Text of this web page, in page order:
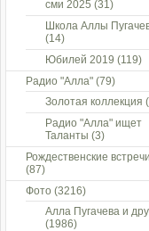
сми 2025 (31)
Школа Аллы
(14)
Юбилей 2019 (119)
Радио "Алла" (79)
Золотая коллекция
Радио "Алла" ищет
Таланты (3)
Рождественские встречи
(87)
Фото (3216)
Алла Пугачева и
(1986)